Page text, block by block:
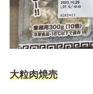
大粒肉焼売